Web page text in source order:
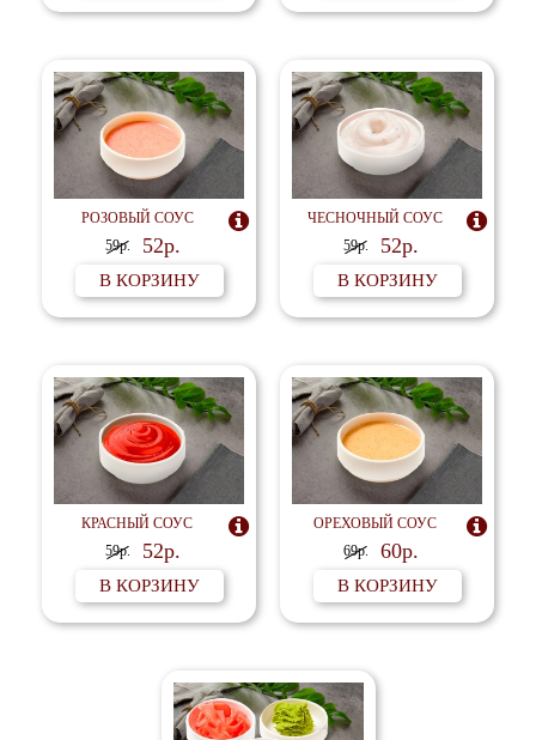
РОЗОВЫЙ СОУС 
59р. 52р.
В КОРЗИНУ
ЧЕСНОЧНЫЙ СОУС 
59р. 52р.
В КОРЗИНУ
КРАСНЫЙ СОУС 
59р. 52р.
В КОРЗИНУ
ОРЕХОВЫЙ СОУС 
69р. 60р.
В КОРЗИНУ